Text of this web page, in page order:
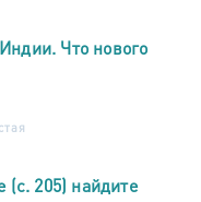
Что нового
(с. 205) найдите